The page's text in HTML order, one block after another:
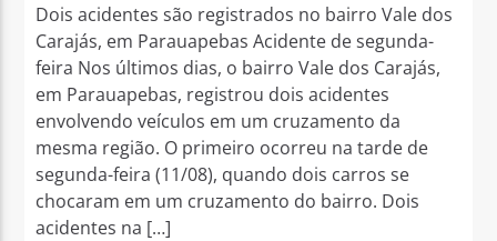
Dois acidentes são registrados no bairro Vale dos
Carajás, em Parauapebas Acidente de segunda-
feira Nos últimos dias, o bairro Vale dos Carajás,
em Parauapebas, registrou dois acidentes
envolvendo veículos em um cruzamento da
mesma região. O primeiro ocorreu na tarde de
segunda-feira (11/08), quando dois carros se
chocaram em um cruzamento do bairro. Dois
acidentes na […]